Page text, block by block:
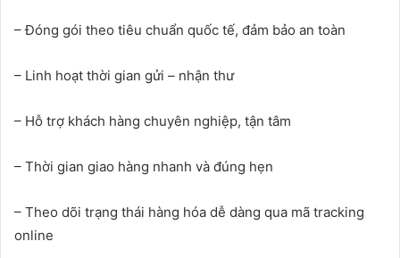
– Đóng gói theo tiêu chuẩn quốc tế, đảm bảo an toàn
– Linh hoạt thời gian gửi – nhận thư
– Hỗ trợ khách hàng chuyên nghiệp, tận tâm
– Thời gian giao hàng nhanh và đúng hẹn
– Theo dõi trạng thái hàng hóa dễ dàng qua mã tracking
online